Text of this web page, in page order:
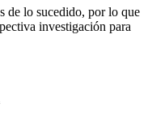
de lo sucedido, por lo que
investigación para